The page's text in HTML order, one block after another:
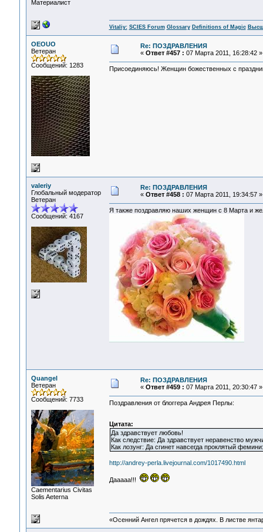
Материалист
Vitaliy: SCIES Forum Glossary Definitions of Magic
OEOUO
Ветеран
Сообщений: 1283
Re: ПОЗДРАВЛЕНИЯ
« Ответ #457 : 07 Марта 2011, 16:28:42 »
Присоединяюсь! Женщин божественных с
valeriy
Глобальный модератор
Ветеран
Сообщений: 4167
Re: ПОЗДРАВЛЕНИЯ
« Ответ #458 : 07 Марта 2011, 19:34:57 »
Я также поздравляю наших женщин с 8 Марта и
Quangel
Ветеран
Сообщений: 7733
Сaementarius Civitas
Solis Aeterna
Re: ПОЗДРАВЛЕНИЯ
« Ответ #459 : 07 Марта 2011, 20:30:47 »
Поздравления от блоггера Андрея Перлы:
Цитата:
Да здравствует любовь!
Как следствие: Да здравствует неравенство
Как лозунг: Да сгинет навсегда проклятый
http://andrey-perla.livejournal.com/1017490.html
Дааааа!!!
«Осенний Ангел прячется в дождях. В листве